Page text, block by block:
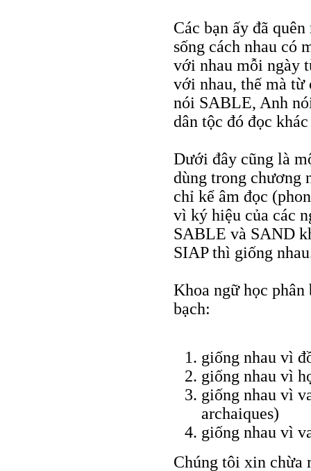
Các bạn ấy đã
sống cách nhau có
với nhau mỗi ngày
với nhau, thế mà
nói SABLE, Anh
dân tộc đó đọc
Dưới đây cũng là
dùng trong chương
chỉ kể âm đọc
vì ký hiệu của các
SABLE và SAND
SIAP thì giống
Khoa ngữ học
bạch:
giống nhau vì
giống nhau vì
giống nhau vì
archaiques)
giống nhau vì
Chúng tôi xin chừa